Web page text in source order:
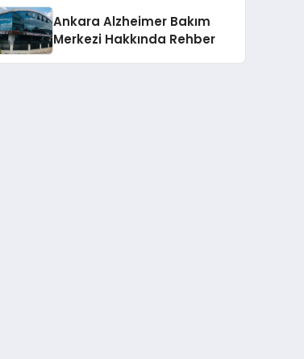
Ankara Alzheimer Bakım
Merkezi Hakkında Rehber